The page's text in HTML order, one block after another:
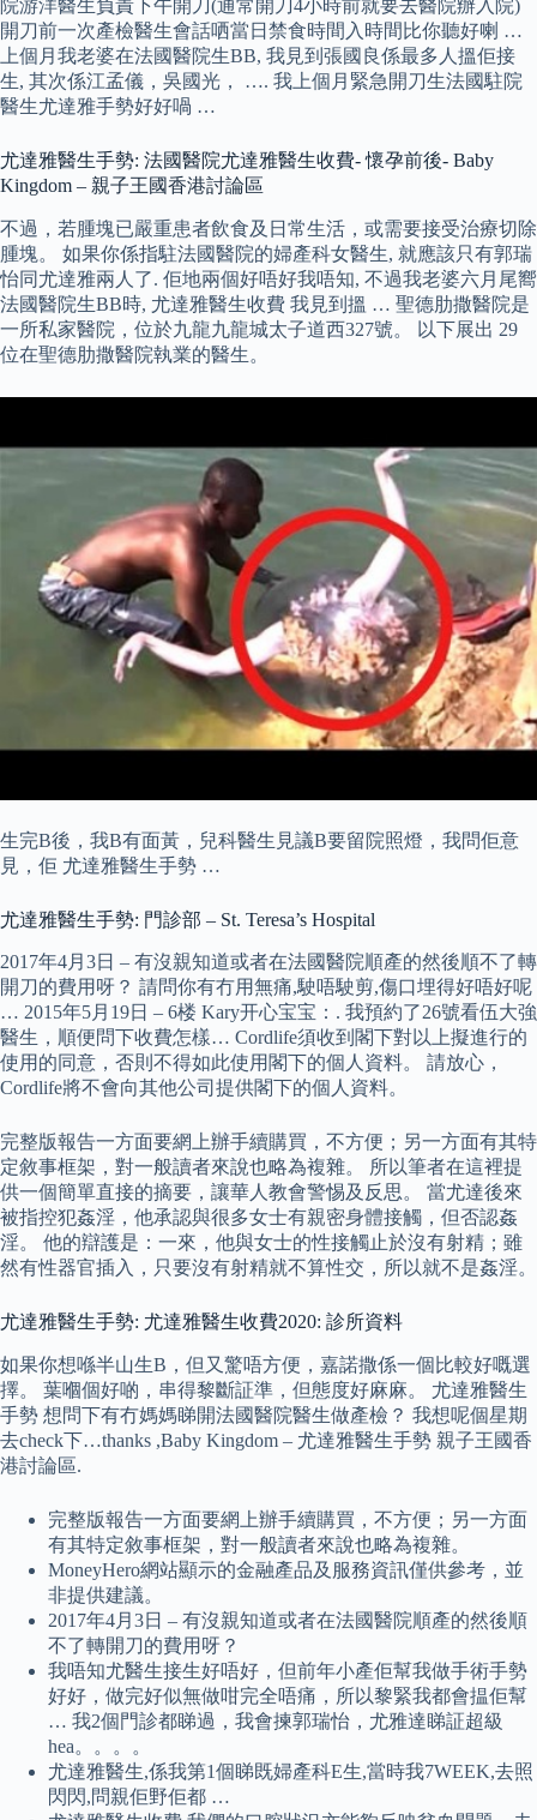
院游洋醫生負責下午開刀(通常開刀4小時前就要去醫院辦入院)
開刀前一次產檢醫生會話哂當日禁食時間入時間比你聽好喇 …
上個月我老婆在法國醫院生BB, 我見到張國良係最多人搵佢接
生, 其次係江孟儀，吳國光， …. 我上個月緊急開刀生法國駐院
醫生尤達雅手勢好好喎 …
尤達雅醫生手勢: 法國醫院尤達雅醫生收費- 懷孕前後- Baby
Kingdom – 親子王國香港討論區
不過，若腫塊已嚴重患者飲食及日常生活，或需要接受治療切除
腫塊。 如果你係指駐法國醫院的婦產科女醫生, 就應該只有郭瑞
怡同尤達雅兩人了. 佢地兩個好唔好我唔知, 不過我老婆六月尾嚮
法國醫院生BB時, 尤達雅醫生收費 我見到搵 … 聖德肋撒醫院是
一所私家醫院，位於九龍九龍城太子道西327號。 以下展出 29
位在聖德肋撒醫院執業的醫生。
生完B後，我B有面黃，兒科醫生見議B要留院照燈，我問佢意
見，佢 尤達雅醫生手勢 …
尤達雅醫生手勢: 門診部 – St. Teresa’s Hospital
2017年4月3日 – 有沒親知道或者在法國醫院順產的然後順不了轉
開刀的費用呀？ 請問你有冇用無痛,駛唔駛剪,傷口埋得好唔好呢
… 2015年5月19日 – 6楼 Kary开心宝宝：. 我預約了26號看伍大強
醫生，順便問下收費怎樣… Cordlife須收到閣下對以上擬進行的
使用的同意，否則不得如此使用閣下的個人資料。 請放心，
Cordlife將不會向其他公司提供閣下的個人資料。
完整版報告一方面要網上辦手續購買，不方便；另一方面有其特
定敘事框架，對一般讀者來說也略為複雜。 所以筆者在這裡提
供一個簡單直接的摘要，讓華人教會警惕及反思。 當尤達後來
被指控犯姦淫，他承認與很多女士有親密身體接觸，但否認姦
淫。 他的辯護是：一來，他與女士的性接觸止於沒有射精；雖
然有性器官插入，只要沒有射精就不算性交，所以就不是姦淫。
尤達雅醫生手勢: 尤達雅醫生收費2020: 診所資料
如果你想喺半山生B，但又驚唔方便，嘉諾撒係一個比較好嘅選
擇。 葉嗰個好啲，串得黎斷証準，但態度好麻麻。 尤達雅醫生
手勢 想問下有冇媽媽睇開法國醫院醫生做產檢？ 我想呢個星期
去check下…thanks ,Baby Kingdom – 尤達雅醫生手勢 親子王國香
港討論區.
完整版報告一方面要網上辦手續購買，不方便；另一方面
有其特定敘事框架，對一般讀者來說也略為複雜。
MoneyHero網站顯示的金融產品及服務資訊僅供參考，並
非提供建議。
2017年4月3日 – 有沒親知道或者在法國醫院順產的然後順
不了轉開刀的費用呀？
我唔知尤醫生接生好唔好，但前年小產佢幫我做手術手勢
好好，做完好似無做咁完全唔痛，所以黎緊我都會揾佢幫
… 我2個門診都睇過，我會揀郭瑞怡，尤雅達睇証超級
hea。。。。
尤達雅醫生,係我第1個睇既婦產科E生,當時我7WEEK,去照
閃閃,問親佢野佢都 …